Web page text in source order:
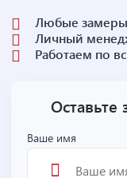
Любые замеры
Личный
Работаем по
Оставьте
Ваше имя